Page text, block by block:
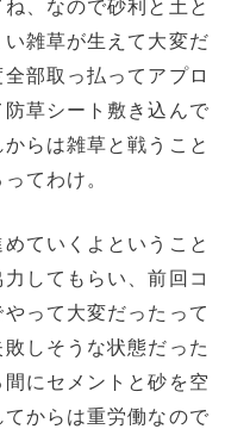
、なので砂利と土と
雑草が生えて大変だ
部取っ払ってアプロ
草シート敷き込んで
らは雑草と戦うこと
てわけ。
ていくよということ
してもらい、前回コ
って大変だったって
しそうな状態だった
にセメントと砂を空
からは重労働なので